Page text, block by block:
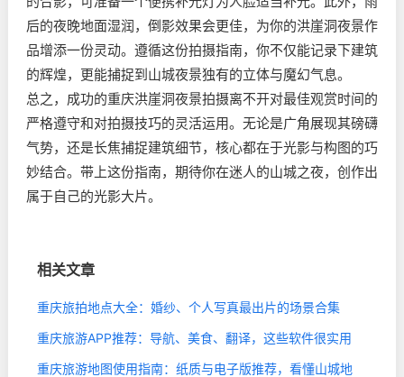
后的夜晚地面湿润，倒影效果会更佳，为你的洪崖洞夜景作
品增添一份灵动。遵循这份拍摄指南，你不仅能记录下建筑
的辉煌，更能捕捉到山城夜景独有的立体与魔幻气息。
总之，成功的重庆洪崖洞夜景拍摄离不开对最佳观赏时间的
严格遵守和对拍摄技巧的灵活运用。无论是广角展现其磅礴
气势，还是长焦捕捉建筑细节，核心都在于光影与构图的巧
妙结合。带上这份指南，期待你在迷人的山城之夜，创作出
属于自己的光影大片。
相关文章
重庆旅拍地点大全：婚纱、个人写真最出片的场景合集
重庆旅游APP推荐：导航、美食、翻译，这些软件很实用
重庆旅游地图使用指南：纸质与电子版推荐，看懂山城地